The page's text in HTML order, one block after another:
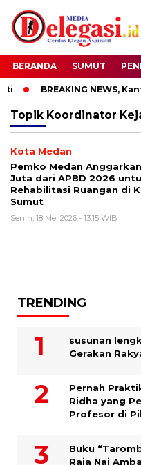
BERANDA SUMUT
BREAKING NEWS,
Topik Koordinator
Kota Medan
Pemko Medan
Juta dari APBD 2026
Rehabilitasi Ruangan di
Sumut
Senin, 18 Mei 2026 - 13:15 WIB
TRENDING
susunan
Gerakan
Pernah
Ridha yang
Profesor di
Buku
Raja Nai